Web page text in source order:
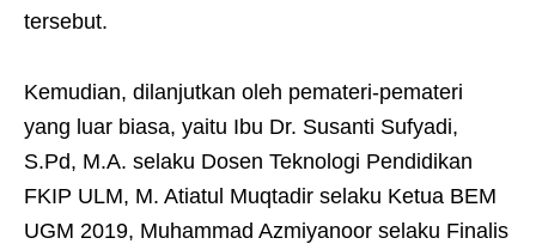
tersebut.
Kemudian, dilanjutkan oleh pemateri-pemateri
yang luar biasa, yaitu Ibu Dr. Susanti Sufyadi,
S.Pd, M.A. selaku Dosen Teknologi Pendidikan
FKIP ULM, M. Atiatul Muqtadir selaku Ketua BEM
UGM 2019, Muhammad Azmiyanoor selaku Finalis